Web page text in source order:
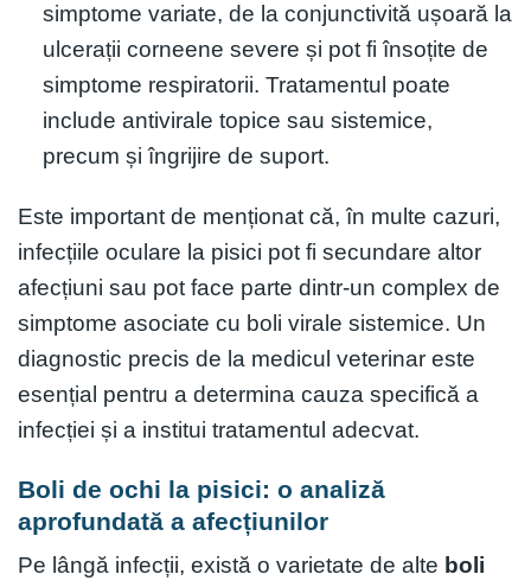
simptome variate, de la conjunctivită ușoară la
ulcerații corneene severe și pot fi însoțite de
simptome respiratorii. Tratamentul poate
include antivirale topice sau sistemice,
precum și îngrijire de suport.
Este important de menționat că, în multe cazuri,
infecțiile oculare la pisici pot fi secundare altor
afecțiuni sau pot face parte dintr-un complex de
simptome asociate cu boli virale sistemice. Un
diagnostic precis de la medicul veterinar este
esențial pentru a determina cauza specifică a
infecției și a institui tratamentul adecvat.
Boli de ochi la pisici: o analiză
aprofundată a afecțiunilor
Pe lângă infecții, există o varietate de alte boli